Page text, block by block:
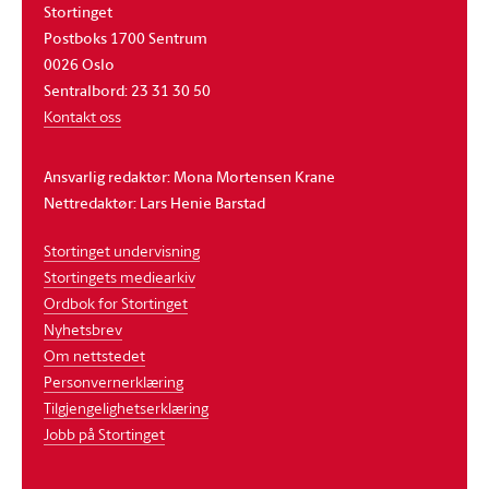
Stortinget
Postboks 1700 Sentrum
0026 Oslo
Sentralbord: 23 31 30 50
Kontakt oss
Ansvarlig redaktør: Mona Mortensen Krane
Nettredaktør: Lars Henie Barstad
Stortinget undervisning
Stortingets mediearkiv
Ordbok for Stortinget
Nyhetsbrev
Om nettstedet
Personvernerklæring
Tilgjengelighetserklæring
Jobb på Stortinget